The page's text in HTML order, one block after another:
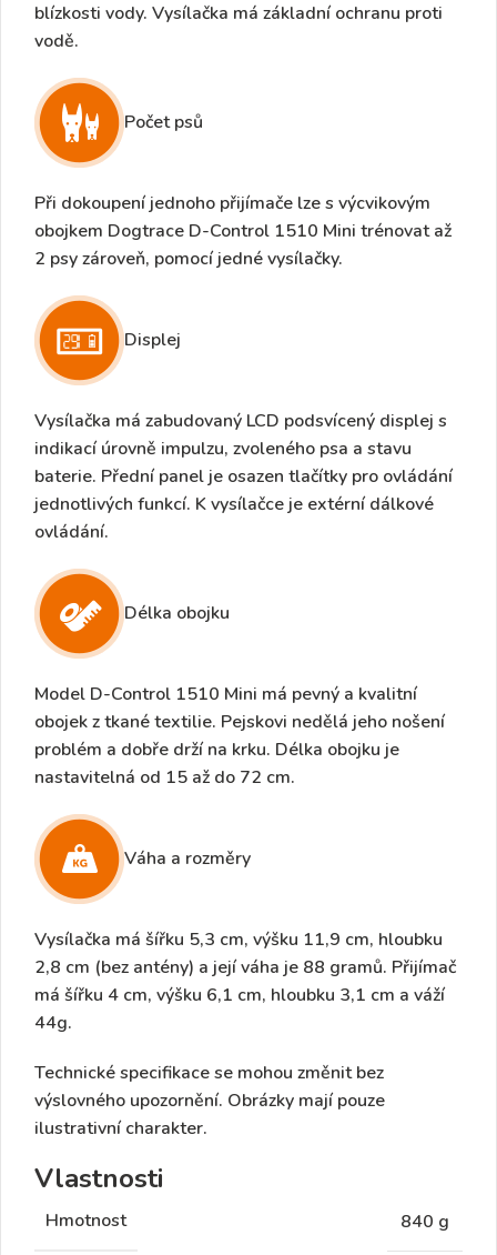
blízkosti vody. Vysílačka má základní ochranu proti
vodě.
Počet psů
Při dokoupení jednoho přijímače lze s výcvikovým
obojkem Dogtrace D-Control 1510 Mini trénovataž
2 psy zároveň, pomocí jedné vysílačky.
Displej
Vysílačka má zabudovaný LCD podsvícený displej s
indikací úrovně impulzu, zvoleného psa a stavu
baterie. Přední panel je osazen tlačítky pro ovládání
jednotlivých funkcí. K vysílačce je extérní dálkové
ovládání.
Délka obojku
Model D-Control 1510 Mini má pevný a kvalitní
obojekz tkané textilie. Pejskovi nedělá jeho nošení
problém a dobře drží na krku. Délka obojku je
nastavitelná od 15 až do 72 cm.
Váha a rozměry
Vysílačka má šířku 5,3 cm, výšku 11,9 cm, hloubku
2,8 cm (bez antény) a její váha je 88 gramů. Přijímač
má šířku 4 cm, výšku 6,1 cm, hloubku 3,1 cm a váží
44g.
Technické specifikace se mohou změnit bez
výslovného upozornění. Obrázky mají pouze
ilustrativní charakter.
Vlastnosti
Hmotnost 840 g